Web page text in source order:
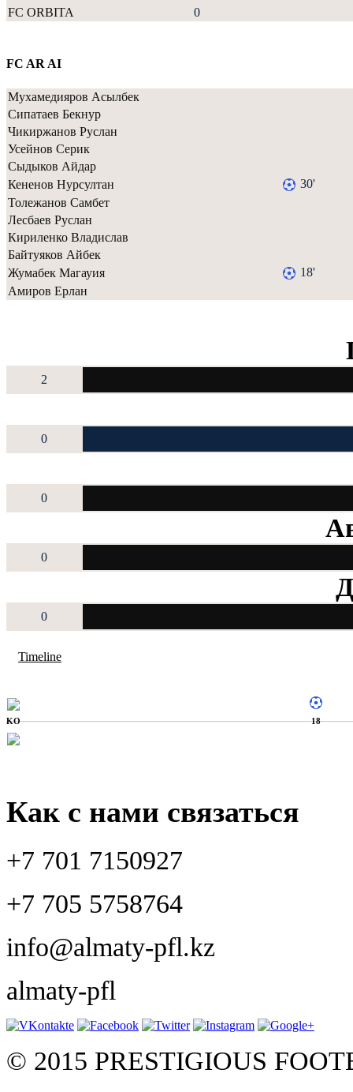
FC ORBITA
0
FC AR AI
Мухамедияров Асылбек
Сипатаев Бекнур
Чикиржанов Руслан
Усейнов Серик
Сыдыков Айдар
Кененов Нурсултан
30'
Толежанов Самбет
Лесбаев Руслан
Кириленко Владислав
Байтуяков Айбек
Жумабек Магауия
18'
Амиров Ерлан
2
0
0
0
0
Timeline
KO 18
Как с нами связаться
+7 701 7150927
+7 705 5758764
info@almaty-pfl.kz
almaty-pfl
© 2015 PRESTIGIOUS